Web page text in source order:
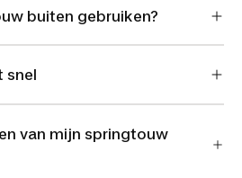
buiten gebruiken?
snel
van mijn springtouw